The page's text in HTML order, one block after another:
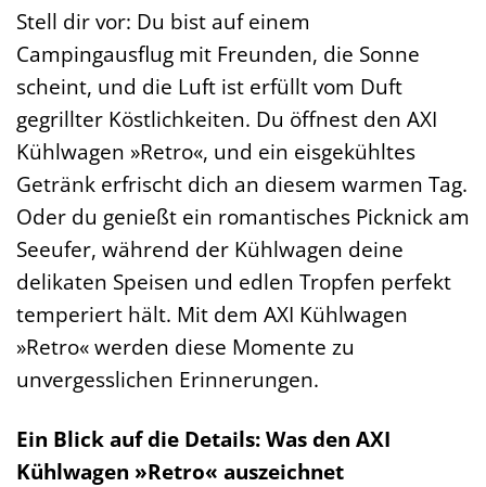
Stell dir vor: Du bist auf einem
Campingausflug mit Freunden, die Sonne
scheint, und die Luft ist erfüllt vom Duft
gegrillter Köstlichkeiten. Du öffnest den AXI
Kühlwagen »Retro«, und ein eisgekühltes
Getränk erfrischt dich an diesem warmen Tag.
Oder du genießt ein romantisches Picknick am
Seeufer, während der Kühlwagen deine
delikaten Speisen und edlen Tropfen perfekt
temperiert hält. Mit dem AXI Kühlwagen
»Retro« werden diese Momente zu
unvergesslichen Erinnerungen.
Ein Blick auf die Details: Was den AXI
Kühlwagen »Retro« auszeichnet